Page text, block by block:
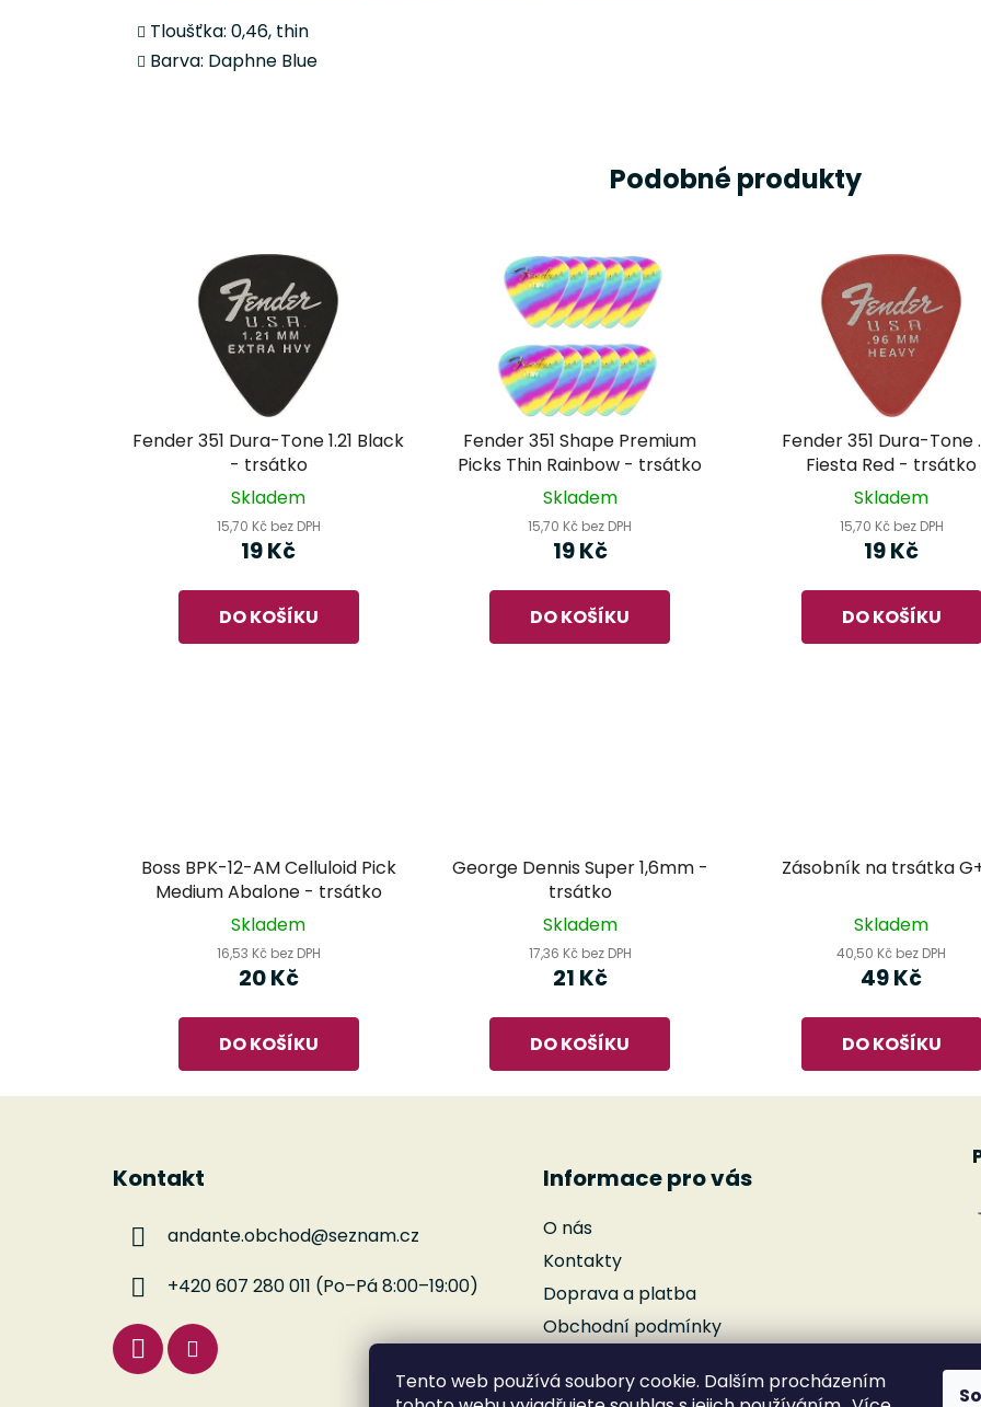
Tento web používá soubory cookie. Dalším procházením
Tloušťka: 0,46, thin
Barva: Daphne Blue
Podobné produkty
Fender 351 Dura-Tone 1.21 Black
- trsátko
Skladem
15,70 Kč bez DPH
19 Kč
DO KOŠÍKU
Fender 351 Shape Premium
Picks Thin Rainbow - trsátko
Skladem
15,70 Kč bez DPH
19 Kč
DO KOŠÍKU
Fender 351 Dura-Tone
Fiesta Red - trsátko
Skladem
15,70 Kč bez DPH
19 Kč
DO KOŠÍKU
Boss BPK-12-AM Celluloid Pick
Medium Abalone - trsátko
Skladem
16,53 Kč bez DPH
20 Kč
DO KOŠÍKU
George Dennis Super 1,6mm -
trsátko
Skladem
17,36 Kč bez DPH
21 Kč
DO KOŠÍKU
Zásobník na trsátka
Skladem
40,50 Kč bez DPH
49 Kč
DO KOŠÍKU
Kontakt
andante.obchod@seznam.cz
+420 607 280 011 (Po–Pá 8:00–19:00)
Informace pro vás
O nás
Kontakty
Doprava a platba
Obchodní podmínky
Reklamace